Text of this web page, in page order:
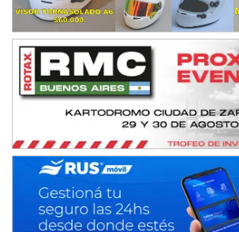
Humboldt (Santa Fe)
NORESTE SANTAFESINO - F6
Ciudad de Avellaneda (Asfalto)
Avellaneda (Santa Fe)
José Samuel Sánchez (Tierra)
TUCUMANO - F5
Juan Navarro (Asfalto)
El Timbó (Tucumán)